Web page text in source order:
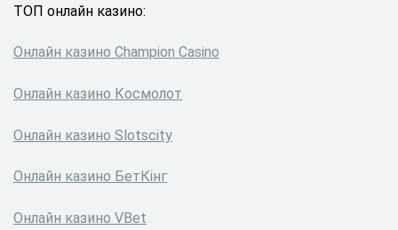
ТОП онлайн казино:
Онлайн казино Сhampion Сasino
Онлайн казино Космолот
Онлайн казино Slotscity
Онлайн казино БетКінг
Онлайн казино VBet